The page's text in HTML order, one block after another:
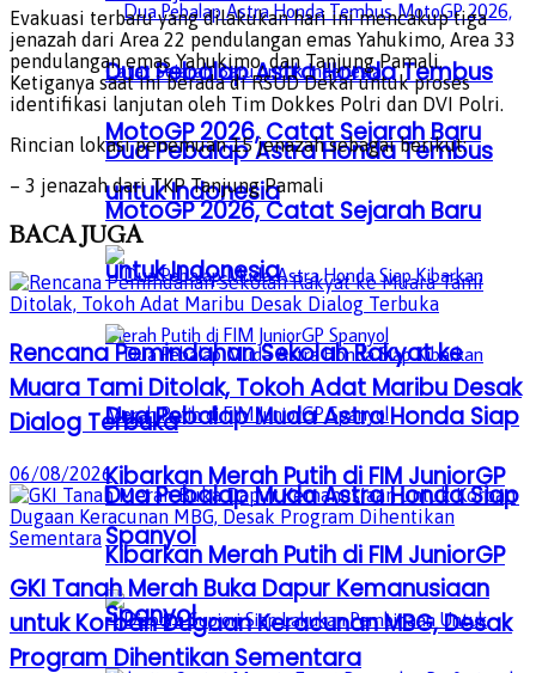
Dua Pebalap Astra Honda Tembus
MotoGP 2026, Catat Sejarah Baru
untuk Indonesia
Dua Pebalap Muda Astra Honda Siap
Kibarkan Merah Putih di FIM JuniorGP
Spanyol
Dua Pebalap Astra Honda Tembus
MotoGP 2026, Catat Sejarah Baru
untuk Indonesia
Dua Pebalap Muda Astra Honda Siap
Kibarkan Merah Putih di FIM JuniorGP
Spanyol
Evakuasi terbaru yang dilakukan hari ini mencakup tiga
jenazah dari Area 22 pendulangan emas Yahukimo, Area 33
pendulangan emas Yahukimo, dan Tanjung Pamali.
Ketiganya saat ini berada di RSUD Dekai untuk proses
identifikasi lanjutan oleh Tim Dokkes Polri dan DVI Polri.
Rincian lokasi penemuan 15 jenazah sebagai berikut:
– 3 jenazah dari TKP Tanjung Pamali
BACAJUGA
Rencana Pemindahan Sekolah Rakyat ke
Muara Tami Ditolak, Tokoh Adat Maribu Desak
Dialog Terbuka
06/08/2026
GKI Tanah Merah Buka Dapur Kemanusiaan
untuk Korban Dugaan Keracunan MBG, Desak
Program Dihentikan Sementara